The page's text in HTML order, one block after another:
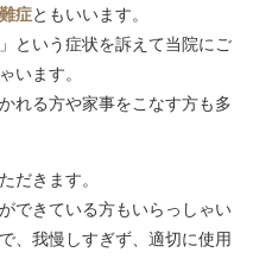
症ともいいます。
という症状を訴えて当院にご
います。
れる方や家事をこなす方も多
だきます。
できている方もいらっしゃい
、我慢しすぎず、適切に使用